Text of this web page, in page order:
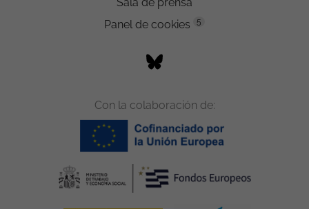
Panel de cookies
5
Con la colaboración de: